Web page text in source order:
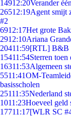
14912:20Verander
26512:19Agent smijt
#2
6912:17Het grote
2912:10Ariana
20411:59[RTL] B&B
15411:54Sterren toen
16311:53Algemeen
5511:41OM-
basisscholen
25111:35Nederland
1011:23Hoeveel geld
17711:17[WLR SC